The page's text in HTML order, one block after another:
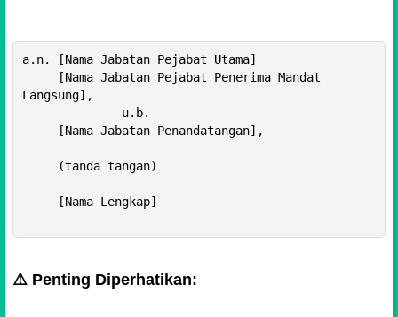
a.n. [Nama Jabatan Pejabat Utama]
Langsung],
⚠️ Penting Diperhatikan: